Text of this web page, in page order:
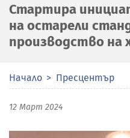
Стартира
на остарели
производство на
Начало Пресцентър
12 Март 2024